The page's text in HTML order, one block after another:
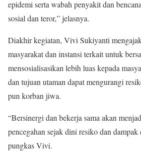
epidemi serta wabah penyakit dan
sosial dan teror,” jelasnya.
Diakhir kegiatan, Vivi Sukiyanti
masyarakat dan instansi terkait untuk
mensosialisasikan lebih luas kepada
dan tujuan utaman dapat mengurangi
pun korban jiwa.
“Bersinergi dan bekerja sama akan
pencegahan sejak dini resiko dan dampak
pungkas Vivi.